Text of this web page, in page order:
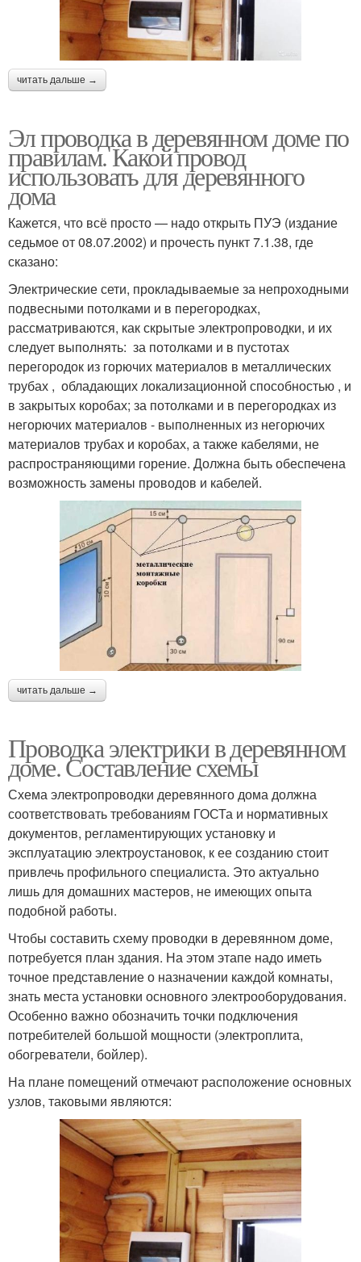
читать дальше →
Эл проводка в деревянном доме по
правилам. Какой провод
использовать для деревянного
дома
Кажется, что всё просто — надо открыть ПУЭ (издание
седьмое от 08.07.2002) и прочесть пункт 7.1.38, где
сказано:
Электрические сети, прокладываемые за непроходными
подвесными потолками и в перегородках,
рассматриваются, как скрытые электропроводки, и их
следует выполнять: за потолками и в пустотах
перегородок из горючих материалов в металлических
трубах , обладающих локализационной способностью , и
в закрытых коробах; за потолками и в перегородках из
негорючих материалов - выполненных из негорючих
материалов трубах и коробах, а также кабелями, не
распространяющими горение. Должна быть обеспечена
возможность замены проводов и кабелей.
читать дальше →
Проводка электрики в деревянном
доме. Составление схемы
Схема электропроводки деревянного дома должна
соответствовать требованиям ГОСТа и нормативных
документов, регламентирующих установку и
эксплуатацию электроустановок, к ее созданию стоит
привлечь профильного специалиста. Это актуально
лишь для домашних мастеров, не имеющих опыта
подобной работы.
Чтобы составить схему проводки в деревянном доме,
потребуется план здания. На этом этапе надо иметь
точное представление о назначении каждой комнаты,
знать места установки основного электрооборудования.
Особенно важно обозначить точки подключения
потребителей большой мощности (электроплита,
обогреватели, бойлер).
На плане помещений отмечают расположение основных
узлов, таковыми являются: